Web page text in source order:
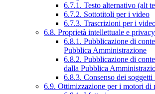
6.7.1. Testo alternativo (alt
6.7.2. Sottotitoli per i video
6.7.3. Trascrizioni per i
6.8. Proprietà intellettuale e privacy
6.8.1. Pubblicazione di
Pubblica Amministrazione
6.8.2. Pubblicazione di
dalla Pubblica
6.8.3. Consenso dei soggetti
6.9. Ottimizzazione per i motori di